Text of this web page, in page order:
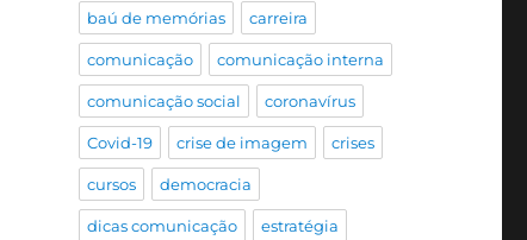
baú de memórias carreira
comunicação comunicação interna
comunicação social coronavírus
Covid-19 crise de imagem crises
cursos democracia
dicas comunicação estratégia